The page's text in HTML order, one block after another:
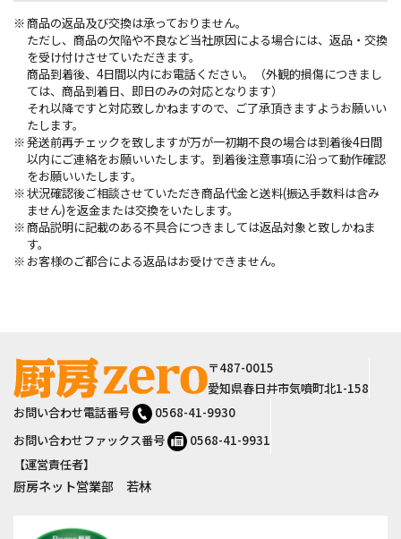
商品の返品及び交換は承っておりません。
ただし、商品の欠陥や不良など当社原因による場合には、返品・交換
を受け付けさせていただきます。
商品到着後、4日間以内にお電話ください。（外観的損傷につきまし
ては、商品到着日、即日のみの対応となります）
それ以降ですと対応致しかねますので、ご了承頂きますようお願いい
たします。
発送前再チェックを致しますが万が一初期不良の場合は到着後4日間
以内にご連絡をお願いいたします。到着後注意事項に沿って動作確認
をお願いいたします。
状況確認後ご相談させていただき商品代金と送料(振込手数料は含み
ません)を返金または交換をいたします。
商品説明に記載のある不具合につきましては返品対象と致しかねま
す。
お客様のご都合による返品はお受けできません。
サイト情報
〒487-0015
愛知県春日井市気噴町北1-158
お問い合わせ電話番号
0568-41-9930
お問い合わせファックス番号
0568-41-9931
【運営責任者】
厨房ネット営業部 若林